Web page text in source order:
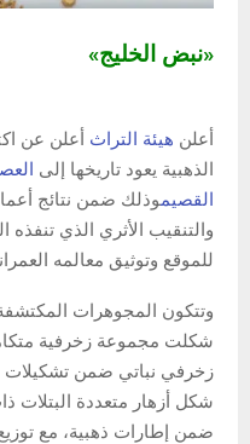
«نبض الخليج»
أعلن هيئة التراث أعلن عن
الذهبية يعود تاريخها إلى
القصيموذلك ضمن نتائج
والتنقيب الأثري الذي
للموقع وتوثيق معالمه
شكلت مجموعة زخرفية
زخرفي نباتي ضمن تشكيلات
شكل أزهار متعددة
ضمن إطارات ذهبية، مع